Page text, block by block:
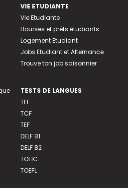
VIE ETUDIANTE
Vie Etudiante
Bourses et prêts étudiants
Logement Etudiant
Jobs Etudiant et Alternance
Trouve ton job saisonnier
TESTS DE LANGUES
TFI
TCF
TEF
DELF B1
DELF B2
TOEIC
TOEFL